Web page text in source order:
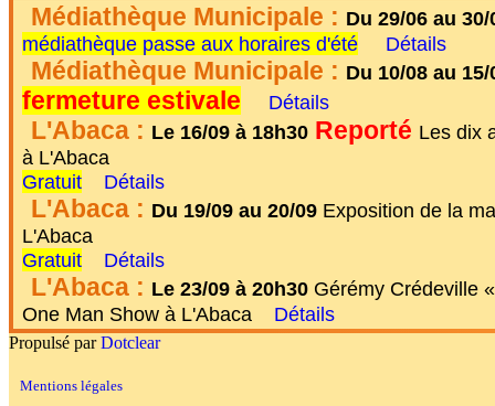
Médiathèque Municipale : Du 29/06 au 30/
médiathèque passe aux horaires d'été
Détails
Médiathèque Municipale : Du 10/08 au 15/
fermeture estivale Détails
L'Abaca : Le 16/09 à 18h30 Reporté Les dix
à L'Abaca
Gratuit
Détails
L'Abaca : Du 19/09 au 20/09 Exposition de la
L'Abaca
Gratuit
Détails
L'Abaca : Le 23/09 à 20h30 Gérémy Crédeville
One Man Show à L'Abaca Détails
Propulsé parDotclear
Mentions légales